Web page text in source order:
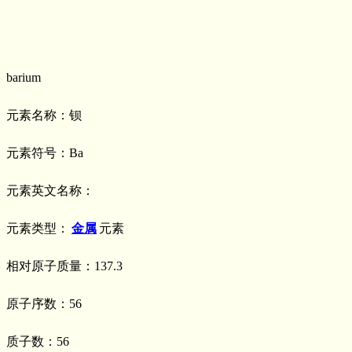
barium
元素名称：钡
元素符号：Ba
元素英文名称：
元素类型： 金属 元素
相对原子质量：137.3
原子序数：56
质子数：56